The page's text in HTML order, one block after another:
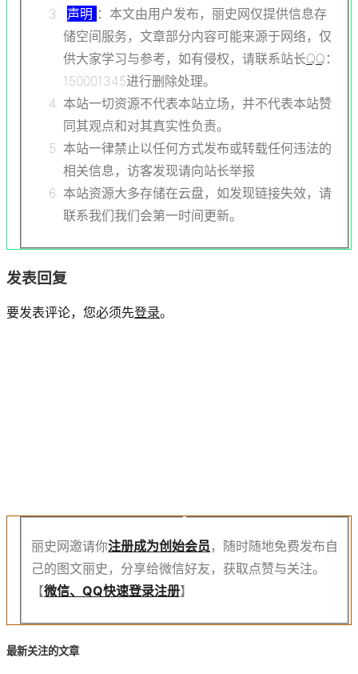
声明 ：本文由用户发布，丽史网仅提供信息存
储空间服务，文章部分内容可能来源于网络，仅
供大家学习与参考，如有侵权，请联系站长QQ ：
150001345进行删除处理。
本站一切资源不代表本站立场，并不代表本站赞
同其观点和对其真实性负责。
本站一律禁止以任何方式发布或转载任何违法的
相关信息，访客发现请向站长举报
本站资源大多存储在云盘，如发现链接失效，请
联系我们我们会第一时间更新。
发表回复
要发表评论，您必须先登录。
丽史网邀请你注册成为创始会员 ，随时随地免费发布自
己的图文丽史，分享给微信好友，获取点赞与关注。
【微信、QQ快速登录注册】
最新关注的文章